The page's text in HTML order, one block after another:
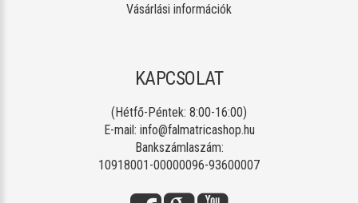
Vásárlási információk
KAPCSOLAT
(Hétfő-Péntek: 8:00-16:00)
E-mail: info@falmatricashop.hu
Bankszámlaszám:
10918001-00000096-93600007